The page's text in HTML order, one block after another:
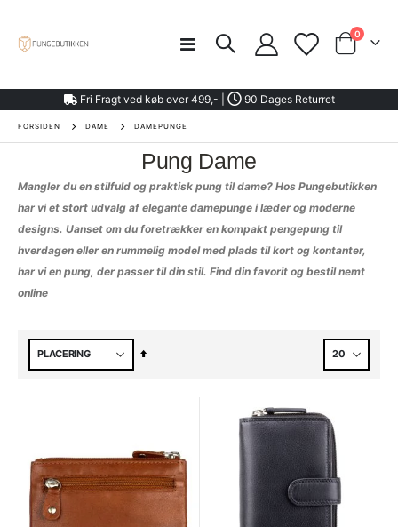
Toggle
0varer
Fri Fragt ved køb over 499,- | 90 Dages Returret
FORSIDEN DAME DAMEPUNGE
Pung Dame
Mangler du en stilfuld og praktisk pung til dame? Hos Pungebutikken
har vi et stort udvalg af elegante damepunge i læder og moderne
designs. Uanset om du foretrækker en kompakt pengepung til
hverdagen eller en rummelig model med plads til kort og kontanter,
har vi en pung, der passer til din stil. Find din favorit og bestil nemt
online
Faldende